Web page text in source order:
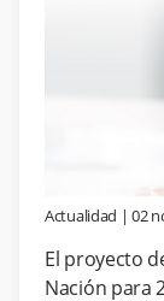
Actualidad |02
El proyecto
Nación para